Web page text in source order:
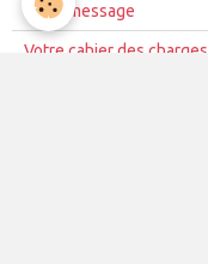
Votre message
Votre cahier des charges